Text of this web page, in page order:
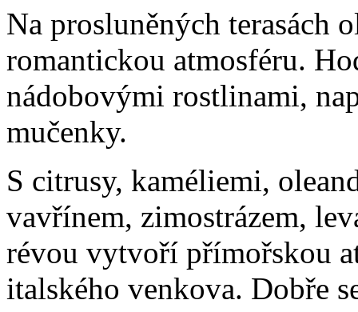
Na prosluněných terasách
romantickou atmosféru.
nádobovými rostlinami,
mučenky.
S citrusy, kaméliemi,
vavřínem, zimostrázem,
révou vytvoří přímořskou
italského venkova. Dobře